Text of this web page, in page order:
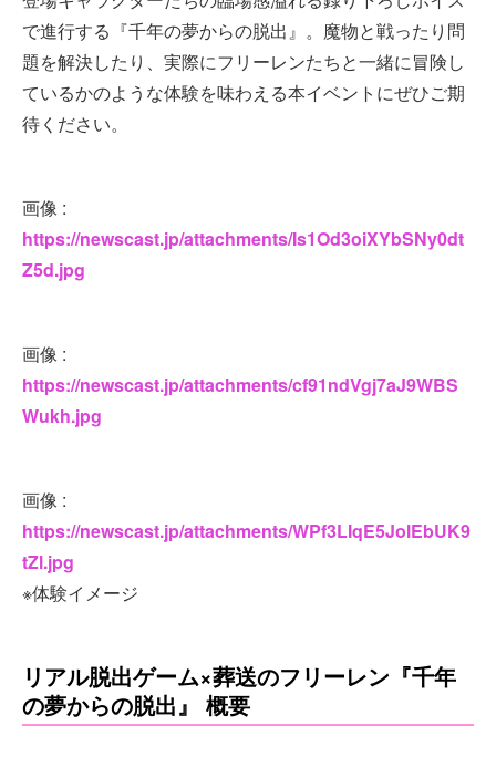
で進行する『千年の夢からの脱出』。魔物と戦ったり問
題を解決したり、実際にフリーレンたちと一緒に冒険し
ているかのような体験を味わえる本イベントにぜひご期
待ください。
画像 :
https://newscast.jp/attachments/Is1Od3oiXYbSNy0dt
Z5d.jpg
画像 :
https://newscast.jp/attachments/cf91ndVgj7aJ9WBS
Wukh.jpg
画像 :
https://newscast.jp/attachments/WPf3LIqE5JolEbUK9
tZl.jpg
※体験イメージ
リアル脱出ゲーム×葬送のフリーレン『千年
の夢からの脱出』 概要